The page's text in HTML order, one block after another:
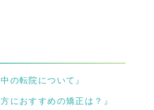
の転院について』
におすすめの矯正は？』